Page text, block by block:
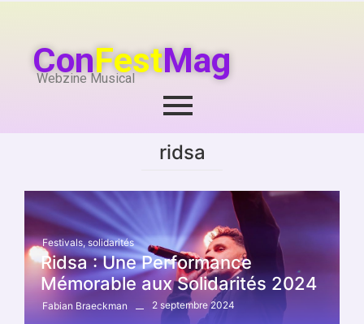
ConFestMag
Webzine Musical
ridsa
Festivals, solidarités
Ridsa : Une Performance
Mémorable aux Solidarités 2024
Fabian Braeckman 2 septembre 2024